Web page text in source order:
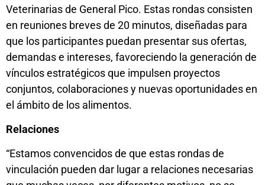
Veterinarias de General Pico. Estas rondas consisten
en reuniones breves de 20 minutos, diseñadas para
que los participantes puedan presentar sus ofertas,
demandas e intereses, favoreciendo la generación de
vínculos estratégicos que impulsen proyectos
conjuntos, colaboraciones y nuevas oportunidades en
el ámbito de los alimentos.
Relaciones
“Estamos convencidos de que estas rondas de
vinculación pueden dar lugar a relaciones necesarias